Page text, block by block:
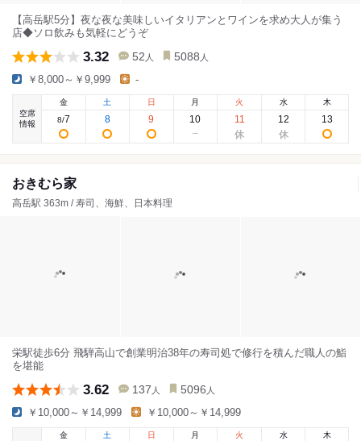
【高岳駅5分】夜な夜な美味しいイタリアンとワインを求め大人が集う
店◆ソロ飲みも気軽にどうぞ
3.32 52 人 5088 人
￥8,000～￥9,999 -
空席
情報
金
8/7
土
8
日
9
月
10
火
11
水
12
木
13
おきむら家
高岳駅 363m / 寿司、海鮮、日本料理
栄駅徒歩6分 飛騨高山で創業明治38年の寿司処で修行を積んだ職人の鮨
を堪能
3.62 137 人 5096 人
￥10,000～￥14,999 ￥10,000～￥14,999
金
土 日 月 火 水 木